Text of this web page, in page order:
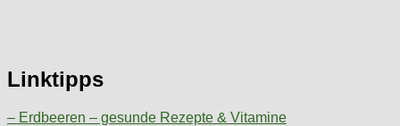
Linktipps
– Erdbeeren – gesunde Rezepte & Vitamine